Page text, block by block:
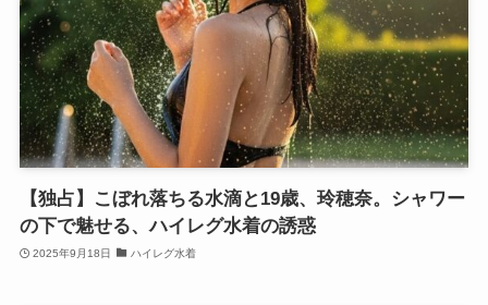
【独占】こぼれ落ちる水滴と19歳、玲穂奈。シャワー
の下で魅せる、ハイレグ水着の誘惑
2025年9月18日 ハイレグ水着